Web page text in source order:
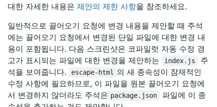
대한 자세한 내용은 제안의 제한 사항을 참조하세요.
일반적으로 끌어오기 요청에 변경 내용을 제안할 때 주석
에는 끌어오기 요청에서 변경된 단일 파일에 대한 변경 내
용이 포함됩니다. 다음 스크린샷은 코파일럿 자동 수정 경
고가 표시되는 파일에 대한 변경을 제안하는
index.js
주
석을 보여줍니다.
escape-html
의 새 종속성이 잠재적인
수정 사항에 필요하므로, 이 파일을 원본 끌어오기 요청에
서 변경하지 않더라도 주석은 package.json
파일에 이 종